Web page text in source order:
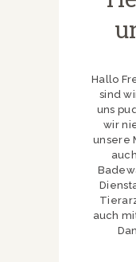
Hallo
sind
uns
wir
unsere
auch